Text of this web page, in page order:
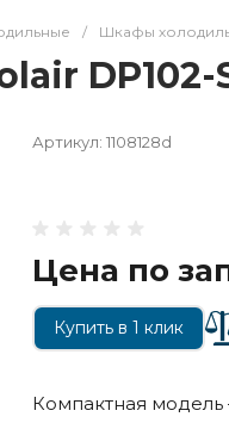
/ Шкафы
DP102-
Артикул: 1108128d
Цена по
Купить в 1 клик
Компактная